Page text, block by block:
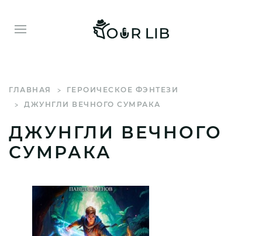
ГЛАВНАЯ
ГЕРОИЧЕСКОЕ ФЭНТЕЗИ
ДЖУНГЛИ ВЕЧНОГО СУМРАКА
ДЖУНГЛИ ВЕЧНОГО
СУМРАКА